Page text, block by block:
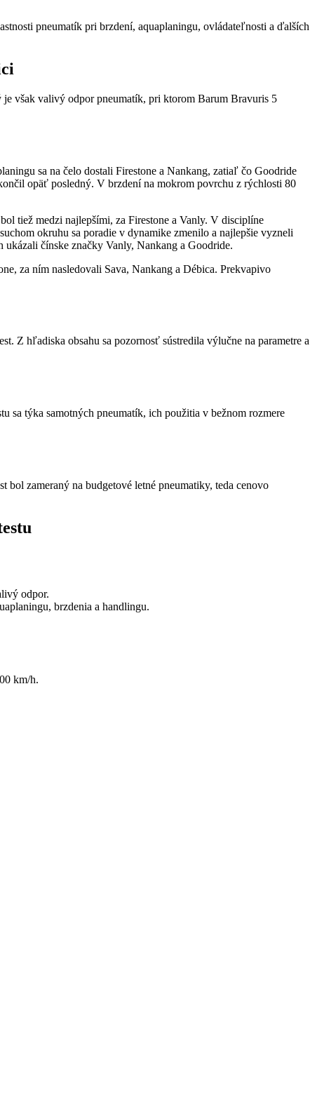
pneumatík pri brzdení, aquaplaningu, ovládateľnosti a ďalších
je však valivý odpor pneumatík, pri ktorom Barum Bravuris 5
sa na čelo dostali Firestone a Nankang, zatiaľ čo Goodride
opäť posledný. V brzdení na mokrom povrchu z rýchlosti 80
tiež medzi najlepšími, za Firestone a Vanly. V disciplíne
okruhu sa poradie v dynamike zmenilo a najlepšie vyzneli
čínske značky Vanly, Nankang a Goodride.
za ním nasledovali Sava, Nankang a Débica. Prekvapivo
Z hľadiska obsahu sa pozornosť sústredila výlučne na parametre a
sa týka samotných pneumatík, ich použitia v bežnom rozmere
bol zameraný na budgetové letné pneumatiky, teda cenovo
odpor.
brzdenia a handlingu.
km/h.